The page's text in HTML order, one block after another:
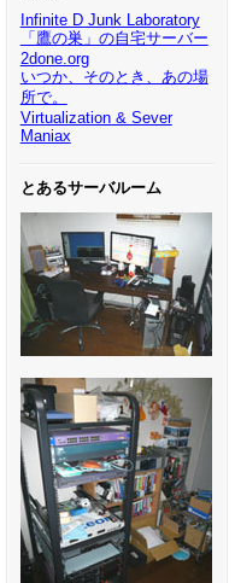
Infinite D Junk Laboratory
「鷹の巣」の自宅サーバー
2done.org
いつか、そのとき、あの場
所で。
Virtualization & Sever
Maniax
とあるサーバルーム